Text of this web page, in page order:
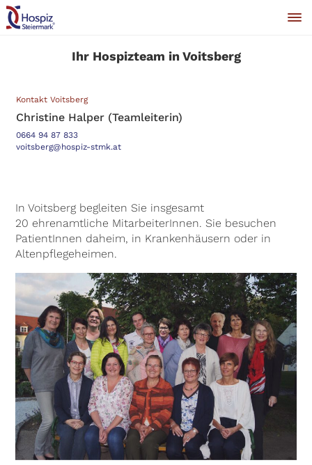
Ihr Hospizteam in Voitsberg
Kontakt Voitsberg
Christine Halper (Teamleiterin)
0664 94 87 833
voitsberg@hospiz-stmk.at
In Voitsberg begleiten Sie insgesamt
20 ehrenamtliche MitarbeiterInnen. Sie besuchen
PatientInnen daheim, in Krankenhäusern oder in
Altenpflegeheimen.